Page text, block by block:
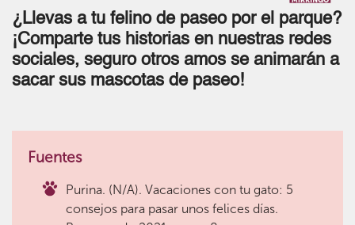
¿Llevas a tu felino de paseo por el parque?
¡Comparte tus historias en nuestras redes
sociales, seguro otros amos se animarán a
sacar sus mascotas de paseo!
Fuentes
Purina. (N/A). Vacaciones con tu gato: 5
consejos para pasar unos felices días.